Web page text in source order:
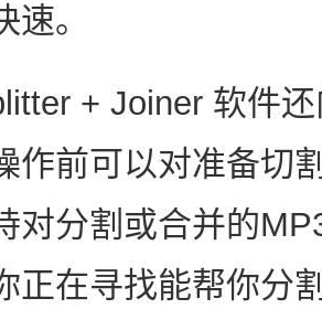
。
+ Joiner 软件
作前可以对准备切
对分割或合并的
正在寻找能帮你分